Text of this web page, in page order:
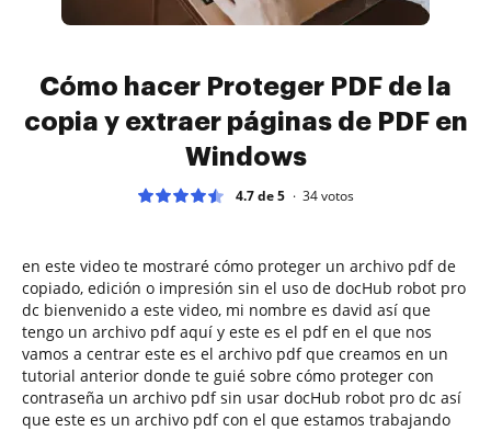
Cómo hacer Proteger PDF de la
copia y extraer páginas de PDF en
Windows
4.7 de 5 34votos
en este video te mostraré cómo proteger un archivo pdf de
copiado, edición o impresión sin el uso de docHub robot pro
dc bienvenido a este video, mi nombre es david así que
tengo un archivo pdf aquí y este es el pdf en el que nos
vamos a centrar este es el archivo pdf que creamos en un
tutorial anterior donde te guié sobre cómo proteger con
contraseña un archivo pdf sin usar docHub robot pro dc así
que este es un archivo pdf con el que estamos trabajando